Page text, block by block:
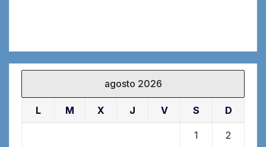
agosto 2026
L M X J V S D
1 2